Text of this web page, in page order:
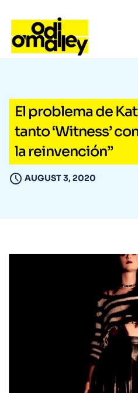
El problema de
tanto ‘Witness’
la reinvención”
AUGUST 3, 2020